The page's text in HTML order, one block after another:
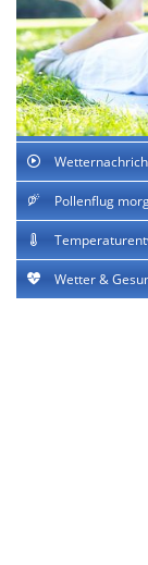
Pollenflug
Wetter &